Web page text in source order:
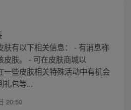
肤有以下相关信息： - 有消息称
皮肤。 - 可在皮肤商城以
一些皮肤相关特殊活动中有机会
礼包等...
20:50